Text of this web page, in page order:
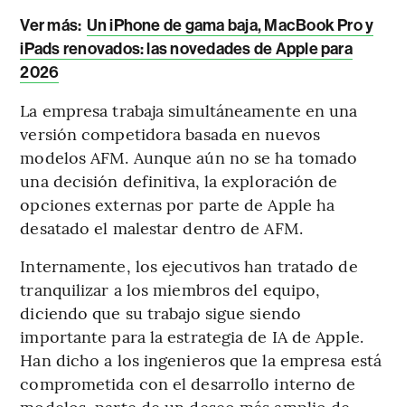
Ver más: Un iPhone de gama baja, MacBook Pro y
iPads renovados: las novedades de Apple para
2026
La empresa trabaja simultáneamente en una
versión competidora basada en nuevos
modelos AFM. Aunque aún no se ha tomado
una decisión definitiva, la exploración de
opciones externas por parte de Apple ha
desatado el malestar dentro de AFM.
Internamente, los ejecutivos han tratado de
tranquilizar a los miembros del equipo,
diciendo que su trabajo sigue siendo
importante para la estrategia de IA de Apple.
Han dicho a los ingenieros que la empresa está
comprometida con el desarrollo interno de